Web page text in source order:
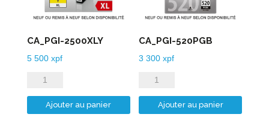
CA_PGI-2500XLY
5 500 xpf
quantité
de
CA_PGI-
Ajouter au panier
CA_PGI-520PGB
3 300xpf
quantité
de
CA_PGI-
Ajouter au panier